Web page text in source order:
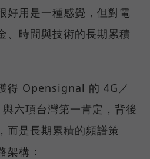
好用是一種感覺，但對電
、時間與技術的長期累積
得 Opensignal 的 4G／
六項台灣第一肯定，背後
而是長期累積的頻譜策
架構：